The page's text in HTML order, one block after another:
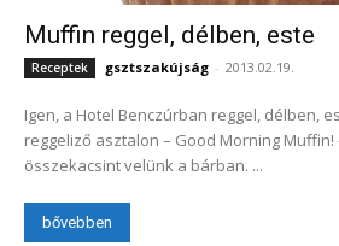
Muffin reggel, délben, este
Receptek gsztszakújság - 2013.02.19.
Igen, a Hotel Benczúrban reggel, délben,
reggeliző asztalon – Good Morning Muffin!
összekacsint velünk a bárban. ...
bővebben